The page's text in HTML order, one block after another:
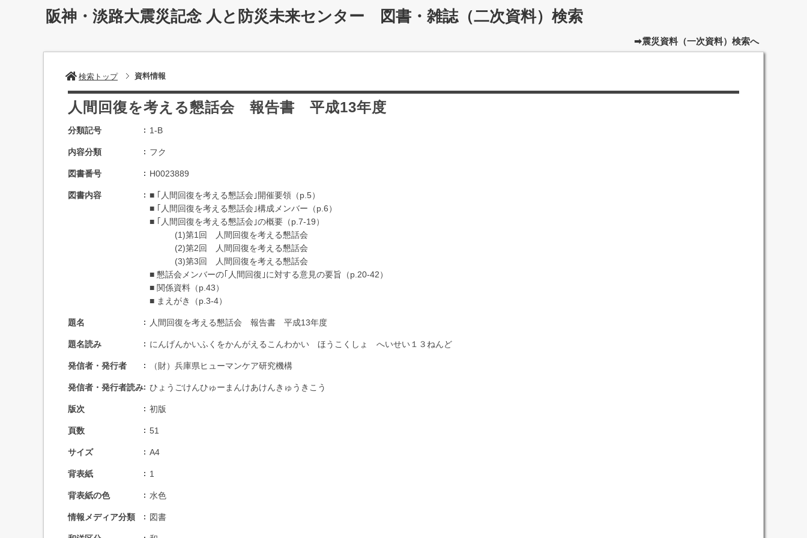
阪神・淡路大震災記念 人と防災未来センター 図書・雑誌（二次資料）検索
➡震災資料（一次資料）検索へ
検索トップ 資料情報
人間回復を考える懇話会 報告書 平成13年度
分類記号 1-B
内容分類 フク
図書番号 H0023889
図書内容
■ ｢人間回復を考える懇話会｣開催要領（p.5）
■ ｢人間回復を考える懇話会｣構成メンバー（p.6）
■ ｢人間回復を考える懇話会｣の概要（p.7-19）
(1)第1回 人間回復を考える懇話会
(2)第2回 人間回復を考える懇話会
(3)第3回 人間回復を考える懇話会
■ 懇話会メンバーの｢人間回復｣に対する意見の要旨（p.20-42）
■ 関係資料（p.43）
■ まえがき（p.3-4）
題名 人間回復を考える懇話会 報告書 平成13年度
題名読み にんげんかいふくをかんがえるこんわかい ほうこくしょ へいせい１３ねんど
発信者・発行者 （財）兵庫県ヒューマンケア研究機構
発信者・発行者読み ひょうごけんひゅーまんけあけんきゅうきこう
版次 初版
頁数 51
サイズ A4
背表紙 1
背表紙の色 水色
情報メディア分類 図書